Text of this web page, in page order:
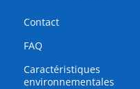
Contact
FAQ
Caractéristiques
environnementales